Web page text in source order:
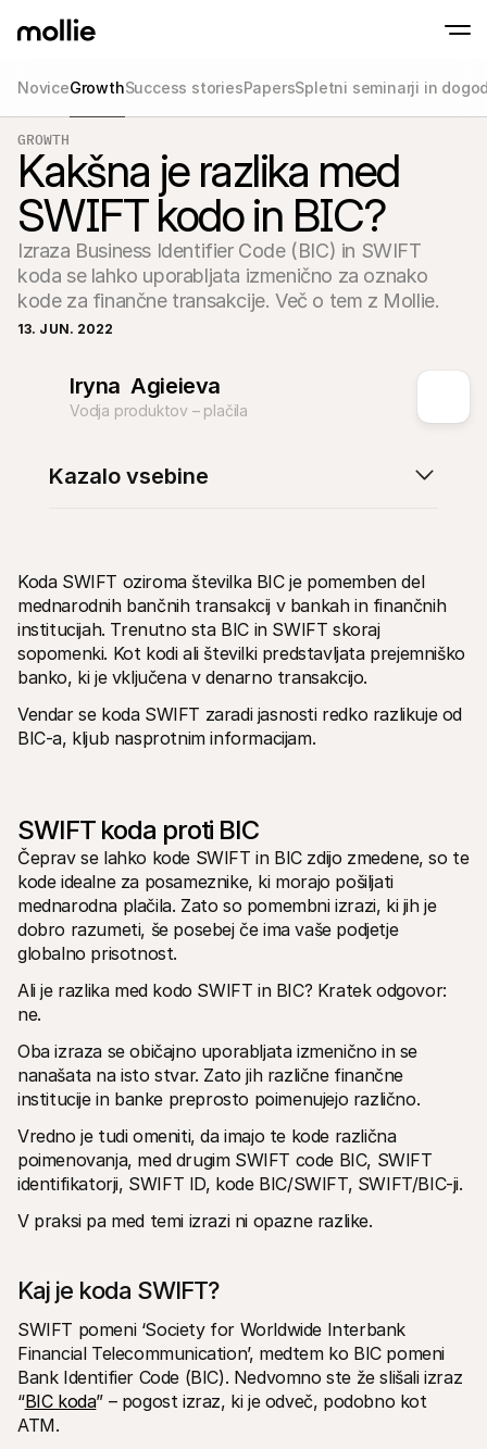
Prisloni in Plačaj na IPhone
Sprejmite brezstična plačila neposredno
Izvedite več
Spletna plačila
Sprejmite in
plačila
Fizična plačila
Sprejemajte plačila s
napravami
Checkout
Ponudite Checkout,
optimiziran za
Preprečite goljufije
Partnerji
Tehnični viri
Portal za razvijalce
Odkrijte vire za razvijalce in posodobitve
Knjižnice
Integrirajte Mollie z že pripravljenimi knjižnicami
Discord skupnost
Pridružite se naši skupnosti razvijalcev
Docs
O nas
Izvedite več o naši zgodbi in
vrednotah
Novice
Preberite najnovejše novice iz
Mollie
Kariera
Pridružite se nam - zaposlujemo!
Kontakt
Za kupce
Ugotovite, zakaj se Mollie pojavlja na vašem bančnem
Povežite se z našo ekipo za podporo strankam
Kontaktirajte prodajo
Odkrijte, kako lahko pomagamo vašemu podjetju
NoviceGrowthSuccess storiesPapersSpletni seminarji in
GROWTH
Kakšna je razlika med
SWIFT kodo in BIC?
Izraza Business Identifier Code (BIC) in SWIFT
koda se lahko uporabljata izmenično za oznako
kode za finančne transakcije. Več o tem z Mollie.
13. JUN. 2022
Iryna  Agieieva
Vodja produktov – plačila
Koda SWIFT oziroma številka BIC je pomemben del
mednarodnih bančnih transakcij v bankah in finančnih
institucijah. Trenutno sta BIC in SWIFT skoraj
sopomenki. Kot kodi ali številki predstavljata prejemniško
banko, ki je vključena v denarno transakcijo.
Vendar se koda SWIFT zaradi jasnosti redko razlikuje od
BIC-a, kljub nasprotnim informacijam.
SWIFT koda proti BIC
Čeprav se lahko kode SWIFT in BIC zdijo zmedene, so te
kode idealne za posameznike, ki morajo pošiljati
mednarodna plačila. Zato so pomembni izrazi, ki jih je
dobro razumeti, še posebej če ima vaše podjetje
globalno prisotnost.
Ali je razlika med kodo SWIFT in BIC? Kratek odgovor:
ne.
Oba izraza se običajno uporabljata izmenično in se
nanašata na isto stvar. Zato jih različne finančne
institucije in banke preprosto poimenujejo različno.
Vredno je tudi omeniti, da imajo te kode različna
poimenovanja, med drugim SWIFT code BIC, SWIFT
identifikatorji, SWIFT ID, kode BIC/SWIFT, SWIFT/BIC-ji.
V praksi pa med temi izrazi ni opazne razlike.
Kaj je koda SWIFT?
SWIFT pomeni ‘Society for Worldwide Interbank
Financial Telecommunication’, medtem ko BIC pomeni
Bank Identifier Code (BIC). Nedvomno ste že slišali izraz
“BIC koda” – pogost izraz, ki je odveč, podobno kot
ATM.
Kazalo vsebine